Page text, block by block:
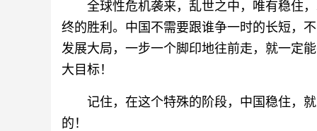
全球性危机袭来，乱世之中，唯有稳住
终的胜利。中国不需要跟谁争一时的长短，
发展大局，一步一个脚印地往前走，就一定
大目标！
记住，在这个特殊的阶段，中国稳住，
的！